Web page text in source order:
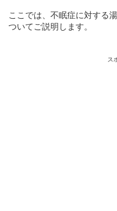
ここでは、不眠症に対する
ついてご説明します。
ス